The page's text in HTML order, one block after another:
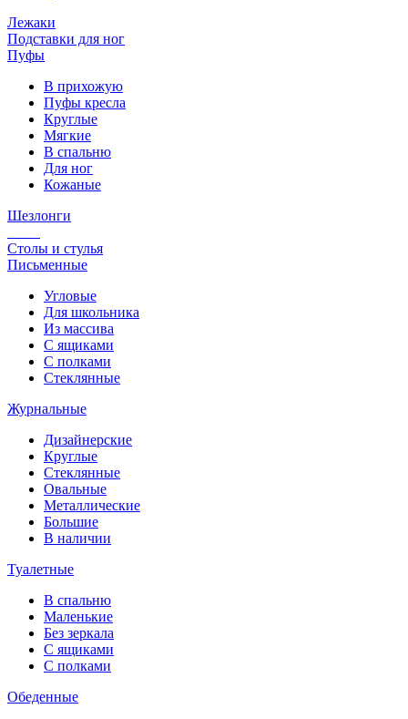
Лежаки
Подставки для ног
Пуфы
В прихожую
Пуфы кресла
Круглые
Мягкие
В спальню
Для ног
Кожаные
Шезлонги
Столы и стулья
Письменные
Угловые
Для школьника
Из массива
С ящиками
С полками
Стеклянные
Журнальные
Дизайнерские
Круглые
Стеклянные
Овальные
Металлические
Большие
В наличии
Туалетные
В спальню
Маленькие
Без зеркала
С ящиками
С полками
Обеденные